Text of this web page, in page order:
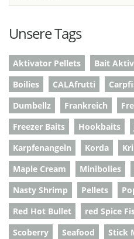
Unsere Tags
Aktivator Pellets Bait
Boilies
CALAfrutti
Dumbellz
Frankreich
Freezer Baits
Hookbaits
Karpfenangeln
Korda
Maple Cream
Minibolies
Nasty Shrimp
Pellets
Red Hot Bullet
red Spice
Scoberry
Seafood Stick